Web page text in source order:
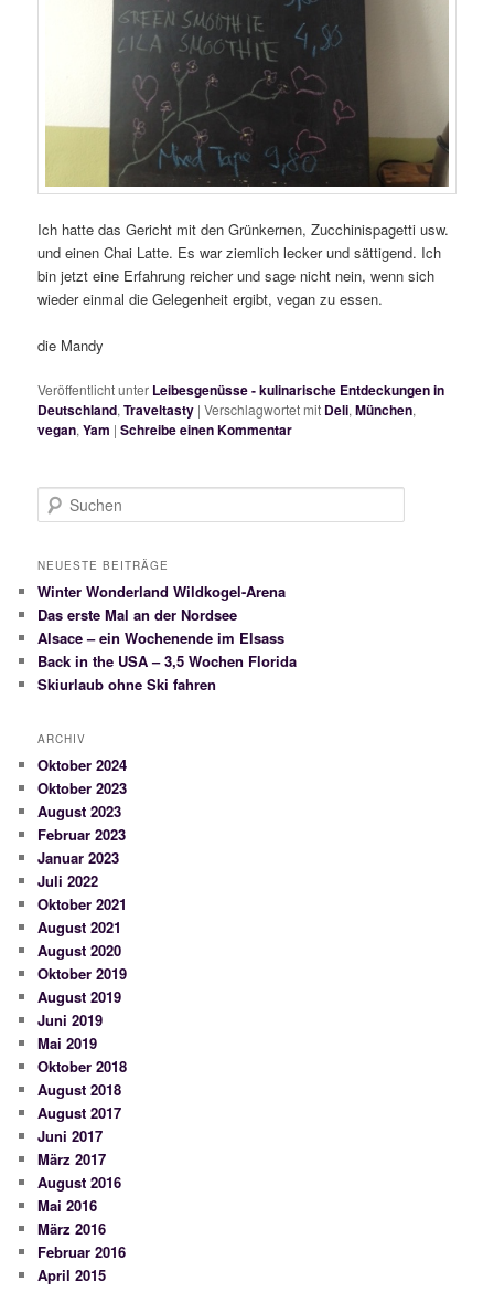
Ich hatte das Gericht mit den Grünkernen, Zucchinispagetti usw.
und einen Chai Latte. Es war ziemlich lecker und sättigend. Ich
bin jetzt eine Erfahrung reicher und sage nicht nein, wenn sich
wieder einmal die Gelegenheit ergibt, vegan zu essen.
die Mandy
Veröffentlicht unter Leibesgenüsse - kulinarische Entdeckungen in
Deutschland,Traveltasty |Verschlagwortet mit Deli,München,
vegan,Yam |Schreibe einen Kommentar
u
h
n
NEUESTE BEITRÄGE
Winter Wonderland Wildkogel-Arena
Das erste Mal an der Nordsee
Alsace – ein Wochenende im Elsass
Back in the USA – 3,5 Wochen Florida
Skiurlaub ohne Ski fahren
ARCHIV
Oktober 2024
Oktober 2023
August 2023
Februar 2023
Januar 2023
Juli 2022
Oktober 2021
August 2021
August 2020
Oktober 2019
August 2019
Juni 2019
Mai 2019
Oktober 2018
August 2018
August 2017
Juni 2017
März 2017
August 2016
Mai 2016
März 2016
Februar 2016
April 2015